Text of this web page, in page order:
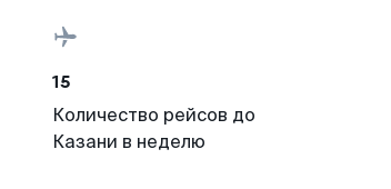
15
Количество рейсов до
Казани в неделю